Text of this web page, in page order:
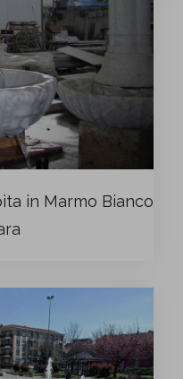
in Marmo Bianco